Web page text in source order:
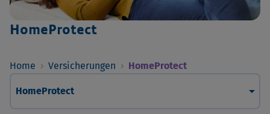
HomeProtect
Home › Versicherungen › HomeProtect
arrow_drop_down
HomeProtect